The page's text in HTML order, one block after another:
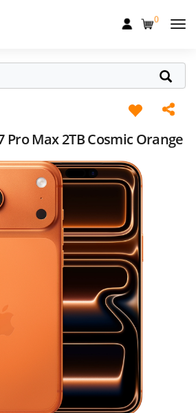
0
Pro Max 2TB Cosmic Orange